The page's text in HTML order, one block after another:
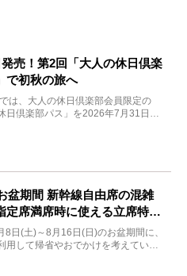
売！第2回「大人の休日倶楽
で初秋の旅へ
は、大人の休日倶楽部会員限定の
日倶楽部パス」を2026年7月31日
盆期間 新幹線自由席の混雑
定席満席時に使える立席特急
8日(土)～8月16日(日)のお盆期間に、
用して帰省やおでかけを考えている